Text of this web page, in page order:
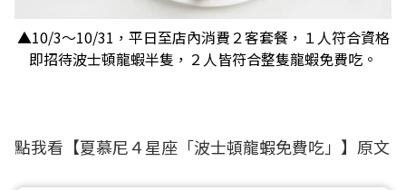
▲10/3～10/31，平日至店內消費２客套餐，１人符合資格
即招待波士頓龍蝦半隻，２人皆符合整隻龍蝦免費吃。
點我看【夏慕尼４星座「波士頓龍蝦免費吃」 】原文